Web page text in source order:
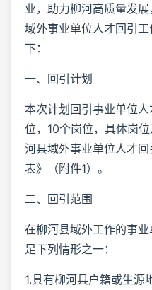
业，助力柳河高质量发
域外事业单位人才回引
下：
一、回引计划
本次计划回引事业单位
位，10个岗位，具体岗
河县域外事业单位人才
表》（附件1）。
二、回引范围
在柳河县域外工作的事
足下列情形之一：
1.具有柳河县户籍或生源